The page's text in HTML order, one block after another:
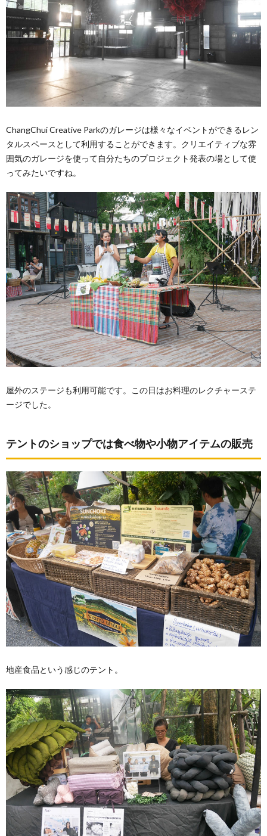
ChangChui Creative Parkのガレージは様々なイベントができるレン
タルスペースとして利用することができます。クリエイティブな雰
囲気のガレージを使って自分たちのプロジェクト発表の場として使
ってみたいですね。
屋外のステージも利用可能です。この日はお料理のレクチャーステ
ージでした。
テントのショップでは食べ物や小物アイテムの販売
地産食品という感じのテント。